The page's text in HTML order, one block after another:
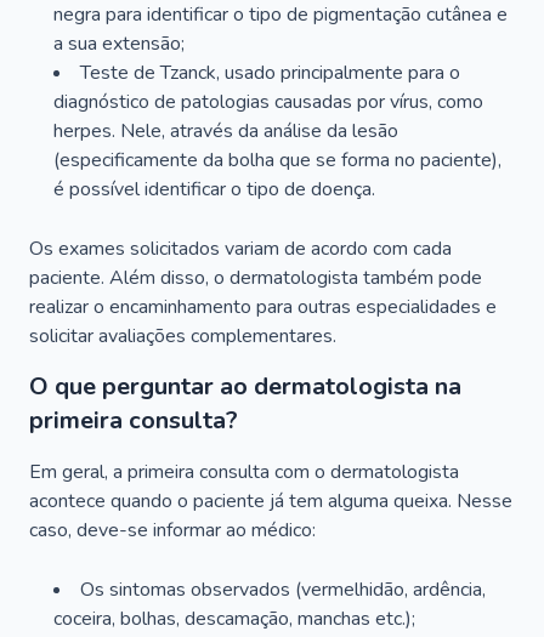
negra para identificar o tipo de pigmentação cutânea e
a sua extensão;
Teste de Tzanck, usado principalmente para o
diagnóstico de patologias causadas por vírus, como
herpes. Nele, através da análise da lesão
(especificamente da bolha que se forma no paciente),
é possível identificar o tipo de doença.
Os exames solicitados variam de acordo com cada
paciente. Além disso, o dermatologista também pode
realizar o encaminhamento para outras especialidades e
solicitar avaliações complementares.
O que perguntar ao dermatologista na
primeira consulta?
Em geral, a primeira consulta com o dermatologista
acontece quando o paciente já tem alguma queixa. Nesse
caso, deve-se informar ao médico:
Os sintomas observados (vermelhidão, ardência,
coceira, bolhas, descamação, manchas etc.);